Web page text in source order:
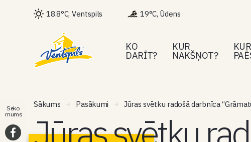
18.8°C, Ventspils 19°C, Ūdens
KO
DARĪT?
KUR
NAKŠŅOT?
KUR
Sākums Pasākumi Jūras svētku radošā darbnīca
Jūras svētku
Seko
mums